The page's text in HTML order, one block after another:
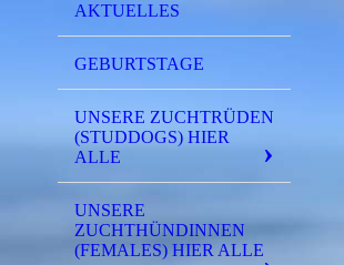
AKTUELLES
GEBURTSTAGE
UNSERE ZUCHTRÜDEN
(STUDDOGS) HIER
ALLE
UNSERE
ZUCHTHÜNDINNEN
(FEMALES) HIER ALLE